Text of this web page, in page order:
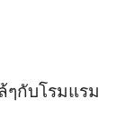
ๆกับโรมแรม